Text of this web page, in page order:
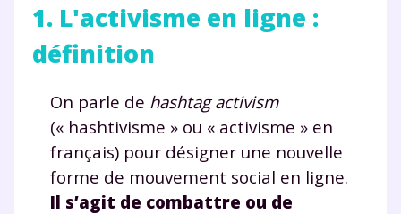
1. L'activisme en ligne :
définition
On parle de hashtag activism
(« hashtivisme » ou « activisme » en
français) pour désigner une nouvelle
forme de mouvement social en ligne.
Il s’agit de combattre ou de